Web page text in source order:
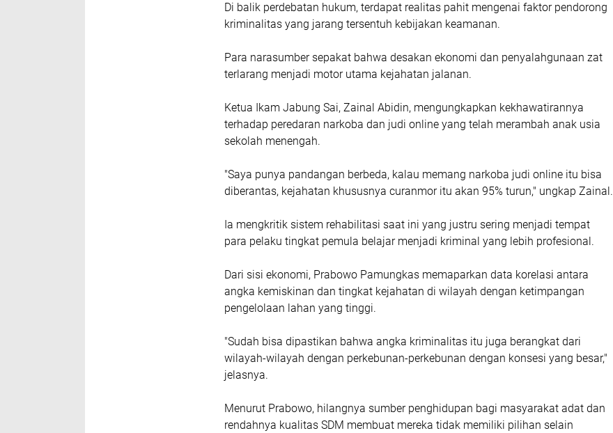
Di balik perdebatan hukum, terdapat realitas pahit mengenai faktor pendorong
kriminalitas yang jarang tersentuh kebijakan keamanan.
Para narasumber sepakat bahwa desakan ekonomi dan penyalahgunaan zat
terlarang menjadi motor utama kejahatan jalanan.
Ketua Ikam Jabung Sai, Zainal Abidin, mengungkapkan kekhawatirannya
terhadap peredaran narkoba dan judi online yang telah merambah anak usia
sekolah menengah.
"Saya punya pandangan berbeda, kalau memang narkoba judi online itu bisa
diberantas, kejahatan khususnya curanmor itu akan 95% turun," ungkap Zainal.
Ia mengkritik sistem rehabilitasi saat ini yang justru sering menjadi tempat
para pelaku tingkat pemula belajar menjadi kriminal yang lebih profesional.
Dari sisi ekonomi, Prabowo Pamungkas memaparkan data korelasi antara
angka kemiskinan dan tingkat kejahatan di wilayah dengan ketimpangan
pengelolaan lahan yang tinggi.
"Sudah bisa dipastikan bahwa angka kriminalitas itu juga berangkat dari
wilayah-wilayah dengan perkebunan-perkebunan dengan konsesi yang besar,"
jelasnya.
Menurut Prabowo, hilangnya sumber penghidupan bagi masyarakat adat dan
rendahnya kualitas SDM membuat mereka tidak memiliki pilihan selain